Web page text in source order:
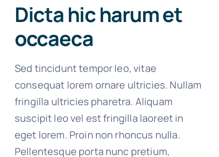
Dicta hic harum et
occaeca
Sed tincidunt tempor leo, vitae
consequat lorem ornare ultricies. Nullam
fringilla ultricies pharetra. Aliquam
suscipit leo vel est fringilla laoreet in
eget lorem. Proin non rhoncus nulla.
Pellentesque porta nunc pretium,